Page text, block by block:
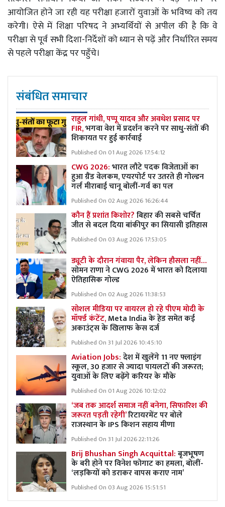
आयोजित होने जा रही यह परीक्षा हजारों युवाओं के भविष्य को तय
करेगी। ऐसे में शिक्षा परिषद ने अभ्यर्थियों से अपील की है कि वे
परीक्षा से पूर्व सभी दिशा-निर्देशों को ध्यान से पढ़ें और निर्धारित समय
से पहले परीक्षा केंद्र पर पहुँचे।
संबंधित समाचार
राहुल गांधी, पप्पू यादव और अवधेश प्रसाद पर
FIR,भगवा वेश में प्रदर्शन करने पर साधु-संतों की
शिकायत पर हुई कार्रवाई
Published On 01 Aug 2026 17:54:12
CWG 2026:भारत लौटे पदक विजेताओं का
हुआ ग्रैंड वेलकम, एयरपोर्ट पर उतरते ही गोल्डन
गर्ल मीराबाई चानू बोलीं-गर्व का पल
Published On 02 Aug 2026 16:26:44
कौन हैं प्रशांत किशोर?बिहार की सबसे चर्चित
जीत से बदल दिया बांकीपुर का सियासी इतिहास
Published On 03 Aug 2026 17:53:05
ड्यूटी के दौरान गंवाया पैर, लेकिन हौसला नहीं…
सोमन राणा ने CWG 2026 में भारत को दिलाया
ऐतिहासिक गोल्ड
Published On 02 Aug 2026 11:38:53
सोशल मीडिया पर वायरल हो रहे पीएम मोदी के
मॉर्फ्ड कंटेंट,Meta India के हेड समेत कई
अकाउंट्स के खिलाफ केस दर्ज
Published On 31 Jul 2026 10:45:10
Aviation Jobs:देश में खुलेंगे 11 नए फ्लाइंग
स्कूल, 30 हजार से ज्यादा पायलटों की जरूरत;
युवाओं के लिए बढ़ेंगे करियर के मौके
Published On 01 Aug 2026 10:12:02
‘जब तक आदर्श समाज नहीं बनेगा, सिफारिश की
जरूरत पड़ती रहेगी’रिटायरमेंट पर बोले
राजस्थान के IPS किशन सहाय मीणा
Published On 31 Jul 2026 22:11:26
Brij Bhushan Singh Acquittal:बृजभूषण
के बरी होने पर विनेश फोगाट का हमला, बोलीं-
‘लड़कियों को डराकर वापस कराए नाम’
Published On 03 Aug 2026 15:51:51